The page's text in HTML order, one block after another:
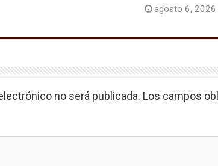
agosto 6, 2026
no será publicada. Los campos